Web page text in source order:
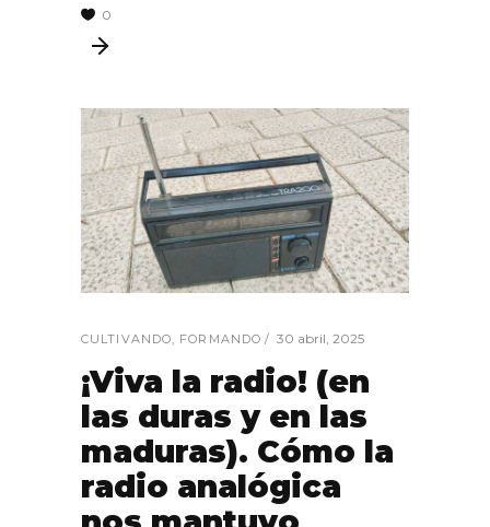
0
CULTIVANDO FORMANDO 30 abril, 2025
¡Viva la radio! (en
las duras y en las
maduras). Cómo la
radio analógica